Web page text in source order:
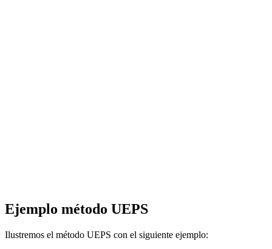
Ejemplo método UEPS
Ilustremos el método UEPS con el siguiente ejemplo: